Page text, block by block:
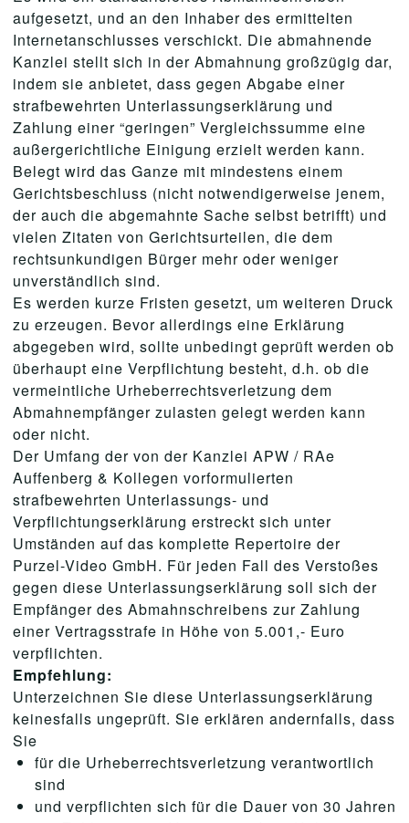
aufgesetzt, und an den Inhaber des ermittelten
Internetanschlusses verschickt. Die abmahnende
Kanzlei stellt sich in der Abmahnung großzügig dar,
indem sie anbietet, dass gegen Abgabe einer
strafbewehrten Unterlassungserklärung und
Zahlung einer “geringen” Vergleichssumme eine
außergerichtliche Einigung erzielt werden kann.
Belegt wird das Ganze mit mindestens einem
Gerichtsbeschluss (nicht notwendigerweise jenem,
der auch die abgemahnte Sache selbst betrifft) und
vielen Zitaten von Gerichtsurteilen, die dem
rechtsunkundigen Bürger mehr oder weniger
unverständlich sind.
Es werden kurze Fristen gesetzt, um weiteren Druck
zu erzeugen. Bevor allerdings eine Erklärung
abgegeben wird, sollte unbedingt geprüft werden ob
überhaupt eine Verpflichtung besteht, d.h. ob die
vermeintliche Urheberrechtsverletzung dem
Abmahnempfänger zulasten gelegt werden kann
oder nicht.
Der Umfang der von der Kanzlei APW / RAe
Auffenberg & Kollegen vorformulierten
strafbewehrten Unterlassungs- und
Verpflichtungserklärung erstreckt sich unter
Umständen auf das komplette Repertoire der
Purzel-Video GmbH. Für jeden Fall des Verstoßes
gegen diese Unterlassungserklärung soll sich der
Empfänger des Abmahnschreibens zur Zahlung
einer Vertragsstrafe in Höhe von 5.001,- Euro
verpflichten.
Empfehlung:
Unterzeichnen Sie diese Unterlassungserklärung
keinesfalls ungeprüft. Sie erklären andernfalls, dass
Sie
für die Urheberrechtsverletzung verantwortlich
sind
und verpflichten sich für die Dauer von 30 Jahren